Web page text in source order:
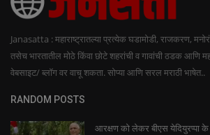
Janasatta : महाराष्ट्रातल्या प्रत्येक घडामोडी, राजकरण,
तसेच भारतातील मोठे किंवा छोटे शहरांची व गावांची ठडक आणि
वेबसाइट/ ब्लॉग वर वाचू शकता. सोप्या आणि सरल मराठी भाषेत..
RANDOM POSTS
आरक्षण को लेकर बीएस येदियुरप्पा के